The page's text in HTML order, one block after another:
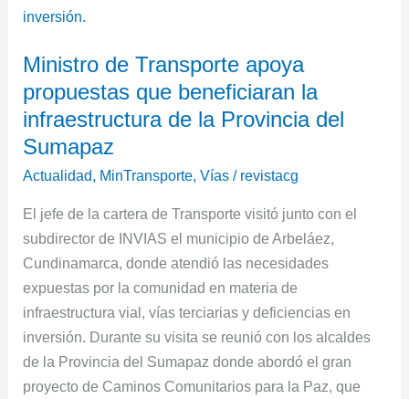
Ministro de Transporte apoya
propuestas que beneficiaran la
infraestructura de la Provincia del
Sumapaz
Actualidad, MinTransporte,Vías / revistacg
El jefe de la cartera de Transporte visitó junto con el
subdirector de INVIAS el municipio de Arbeláez,
Cundinamarca, donde atendió las necesidades
expuestas por la comunidad en materia de
infraestructura vial, vías terciarias y deficiencias en
inversión. Durante su visita se reunió con los alcaldes
de la Provincia del Sumapaz donde abordó el gran
proyecto de Caminos Comunitarios para la Paz, que
que
la
infraestructura
de
la
Provincia
Sumapaz